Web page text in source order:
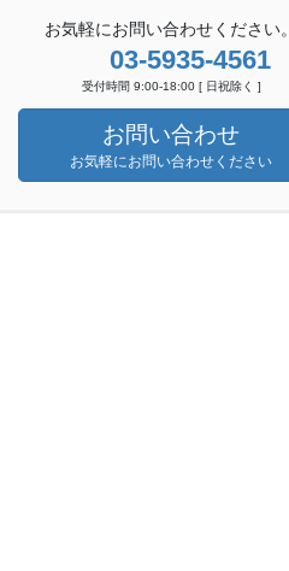
お気軽にお問い合わせください。
03-5935-4561
受付時間 9:00-18:00 [ 日祝除く ]
お問い合わせ
お気軽にお問い合わせください